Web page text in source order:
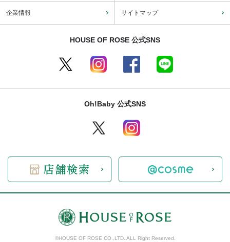
企業情報 サイトマップ
HOUSE OF ROSE 公式SNS
Oh!Baby 公式SNS
©HOUSE OF ROSE CO.,LTD. ALL Right Reserved.